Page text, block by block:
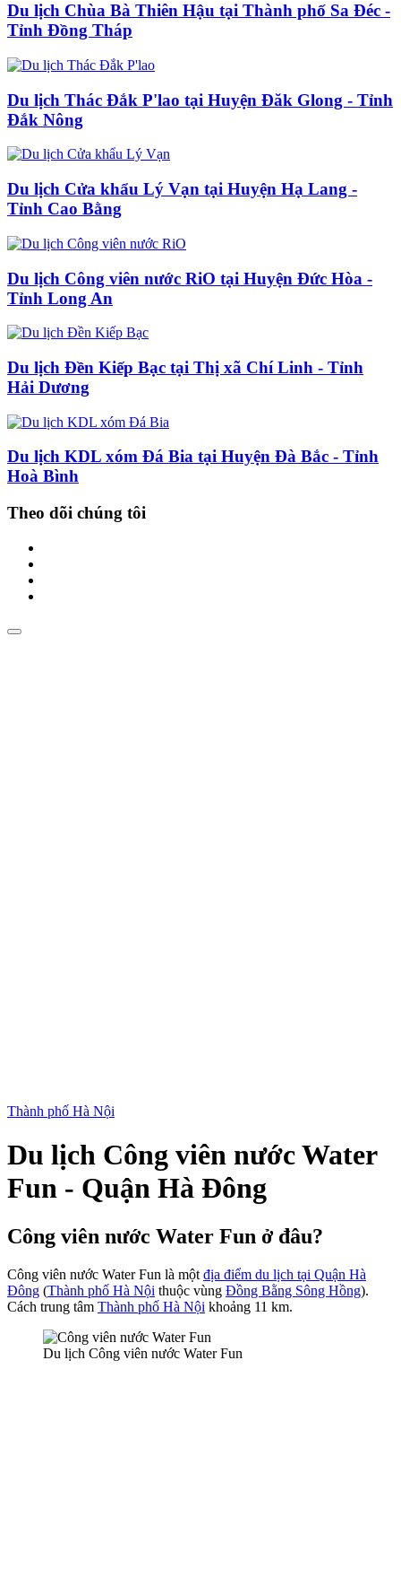
Du lịch Chùa Bà Thiên Hậu tại Thành phố Sa Đéc -
Tỉnh Đồng Tháp
Du lịch Thác Đắk P'lao tại Huyện Đăk Glong - Tỉnh
Đắk Nông
Du lịch Cửa khẩu Lý Vạn tại Huyện Hạ Lang -
Tỉnh Cao Bằng
Du lịch Công viên nước RiO tại Huyện Đức Hòa -
Tỉnh Long An
Du lịch Đền Kiếp Bạc tại Thị xã Chí Linh - Tỉnh
Hải Dương
Du lịch KDL xóm Đá Bia tại Huyện Đà Bắc - Tỉnh
Hoà Bình
Theo dõi chúng tôi
Thành phố Hà Nội
Du lịch Công viên nước Water
Fun - Quận Hà Đông
Công viên nước Water Fun ở đâu?
Công viên nước Water Fun là một địa điểm du lịch tại Quận Hà
Đông (Thành phố Hà Nội thuộc vùng Đồng Bằng Sông Hồng).
Cách trung tâm Thành phố Hà Nội khoảng 11 km.
Du lịch Công viên nước Water Fun